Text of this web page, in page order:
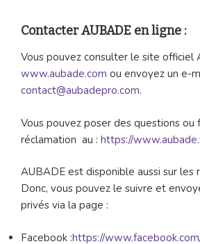
Contacter AUBADE en ligne :
Vous pouvez consulter le site officiel
www.aubade.com ou envoyez un e-
contact@aubadepro.com.
Vous pouvez poser des questions ou
réclamation au : https://
AUBADE est disponible aussi sur les
Donc, vous pouvez le suivre et
privés via la page :
Facebook :https://